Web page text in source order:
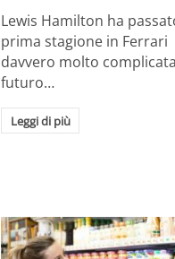
Lewis Hamilton ha
prima stagione in Ferrari
davvero molto
futuro…
Leggi di più